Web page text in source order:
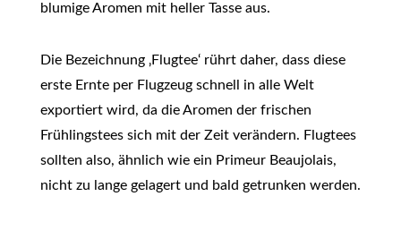
blumige Aromen mit heller Tasse aus.
Die Bezeichnung ‚Flugtee‘ rührt daher, dass diese
erste Ernte per Flugzeug schnell in alle Welt
exportiert wird, da die Aromen der frischen
Frühlingstees sich mit der Zeit verändern. Flugtees
sollten also, ähnlich wie ein Primeur Beaujolais,
nicht zu lange gelagert und bald getrunken werden.